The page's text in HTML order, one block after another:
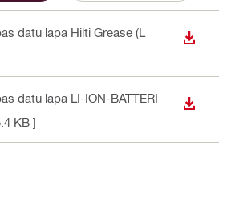
datu lapa Hilti Grease (L
datu lapa LI-ION-BATTERI
KB ]